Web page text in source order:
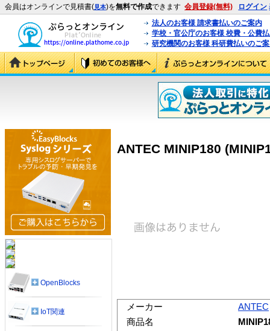
会員はオンラインで見積書(見本)を無料で作成できます 会員登録(無料) ログイン
法人のお客様 請求書払いのご案内
学校・官公庁のお客様 校費・公費
研究機関のお客様 科研費払いのご
ANTEC MINIP180
メーカー
ANTEC
商品名
OpenBlocks
IoT関連